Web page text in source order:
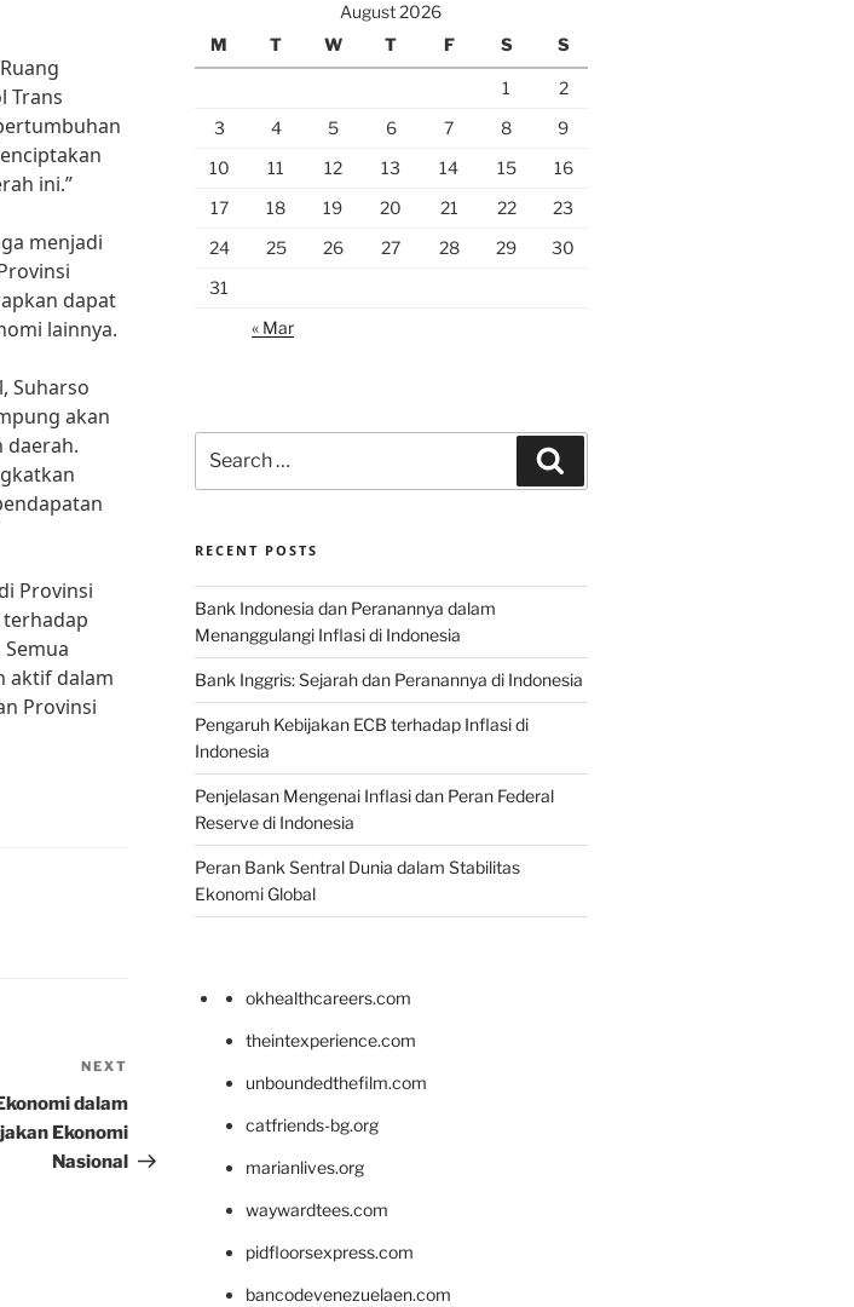
Trans
ini.”
menjadi
dapat
lainnya.
Suharso
akan
Provinsi
aktif dalam
Provinsi
Post
NEXT
dalam
Ekonomi
Nasional
August 2026
M
T W T F S S
1
2
3
4 5 6 7 8
9
10
11 12 13 14 15
16
17
18 19 20 21 22
23
24
25 26 27 28 29
30
31
« Mar
for:
RECENT POSTS
Bank Indonesia dan Peranannya dalam
Menanggulangi Inflasi di Indonesia
Bank Inggris: Sejarah dan Peranannya di Indonesia
Pengaruh Kebijakan ECB terhadap Inflasi di
Indonesia
Penjelasan Mengenai Inflasi dan Peran Federal
Reserve di Indonesia
Peran Bank Sentral Dunia dalam Stabilitas
Ekonomi Global
okhealthcareers.com
theintexperience.com
unboundedthefilm.com
catfriends-bg.org
marianlives.org
waywardtees.com
pidfloorsexpress.com
bancodevenezuelaen.com